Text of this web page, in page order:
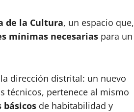
de la Cultura, un espacio que,
mínimas necesarias para un
dirección distrital: un nuevo
técnicos, pertenece al mismo
básicos de habitabilidad y